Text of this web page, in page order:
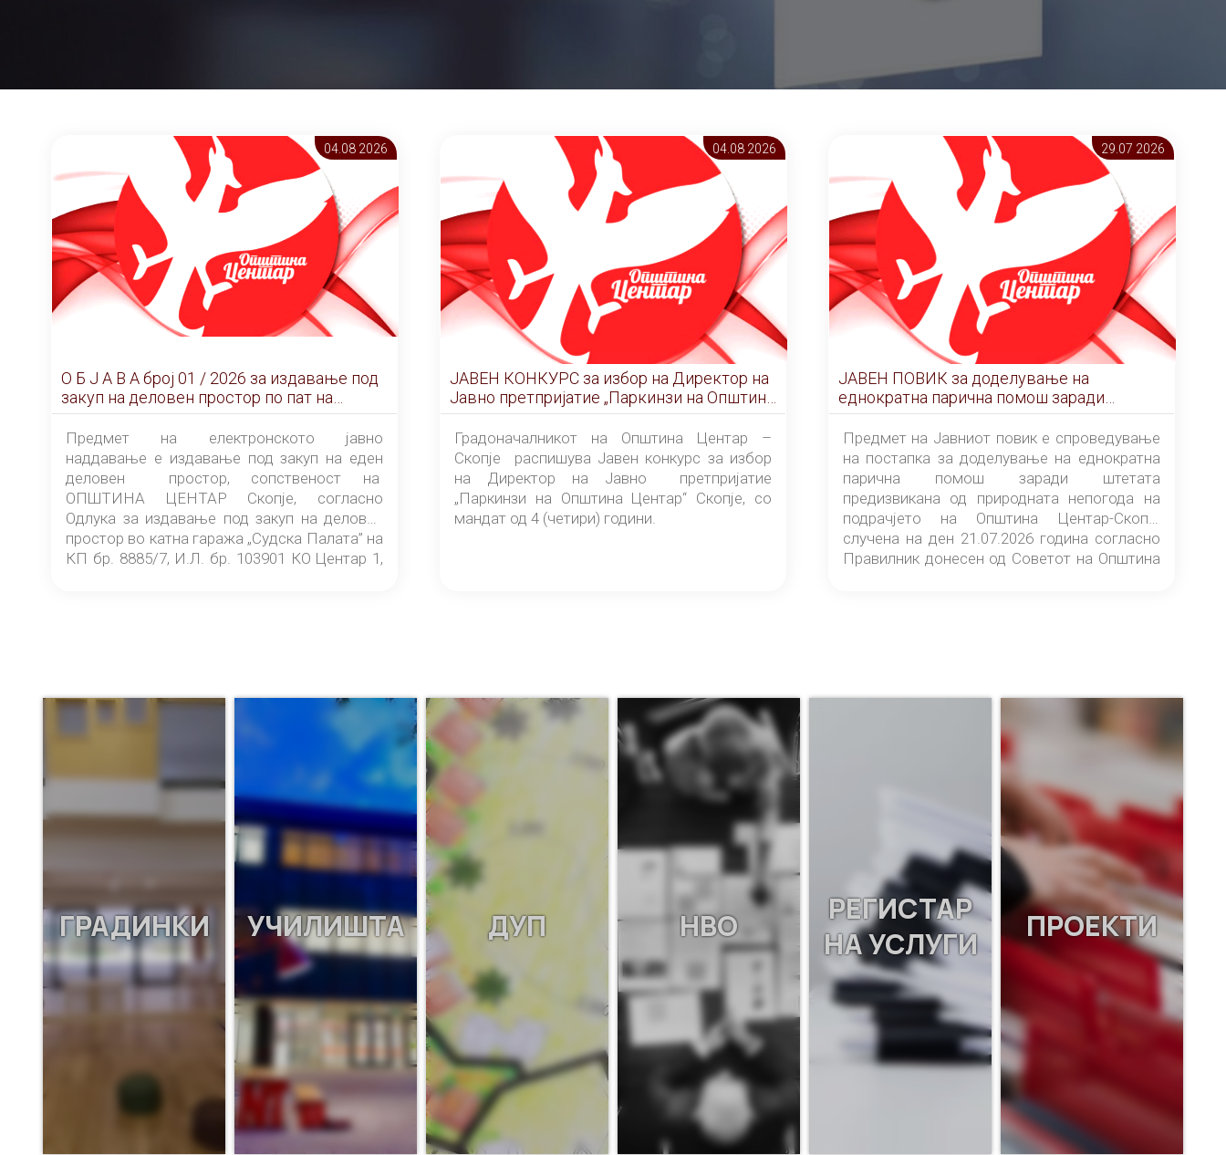
04.08 2026
О Б Ј А В А брoj 01 / 2026 за издавање под
закуп на деловен простор по пат на
ЕЛЕКТРОНСКО ЈАВНО НАДДАВАЊЕ
Предмет на електронското јавно
наддавање е издавање под закуп на еден
деловен простор, сопственост на
ОПШТИНА ЦЕНТАР Скопје, согласно
Одлука за издавање под закуп на деловен
простор во катна гаража „Судска Палата” на
КП бр. 8885/7, И.Л. бр. 103901 КО Центар 1,
понудувач.
04.08 2026
ЈАВЕН КОНКУРС за избор на Директор на
Јавно претпријатие „Паркинзи на Општина
Центар“ – Скопје
Градоначалникот на Општина Центар –
Скопје распишува Јавен конкурс за избор
на Директор на Јавно претпријатие
„Паркинзи на Општина Центар“ Скопје, со
мандат од 4 (четири) години.
29.07 2026
ЈАВЕН ПОВИК за доделување на
еднократна парична помош заради
штетата предизвикана од природната
непогода на подрачјето на Општина
Центар-Скопје случена на ден 21.07.2026
година
Предмет на Јавниот повик е спроведување
на постапка за доделување на еднократна
парична помош заради штетата
предизвикана од природната непогода на
подрачјето на Општина Центар-Скопје
случена на ден 21.07.2026 година согласно
Правилник донесен од Советот на Општина
ГРАДИНКИ УЧИЛИШТА ДУП НВО
РЕГИСТАР
НА УСЛУГИ
ПРОЕКТИ